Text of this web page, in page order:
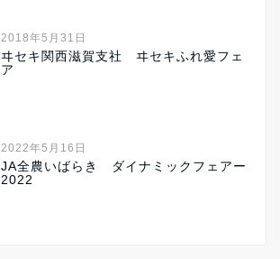
2018年5月31日
ヰセキ関西滋賀支社 ヰセキふれ愛フェ
ア
2022年5月16日
JA全農いばらき ダイナミックフェアー
2022